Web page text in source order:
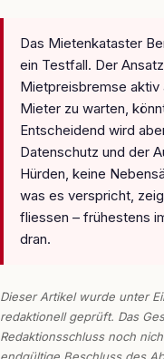
Das Mietenkataster
ein Testfall. Der
Mietpreisbremse
Mieter zu warten,
Entscheidend wird
Datenschutz und der
Hürden, keine
was es verspricht,
fliessen – frühestens
dran.
Dieser Artikel wurde unter
redaktionell geprüft. Das
Redaktionsschluss noch